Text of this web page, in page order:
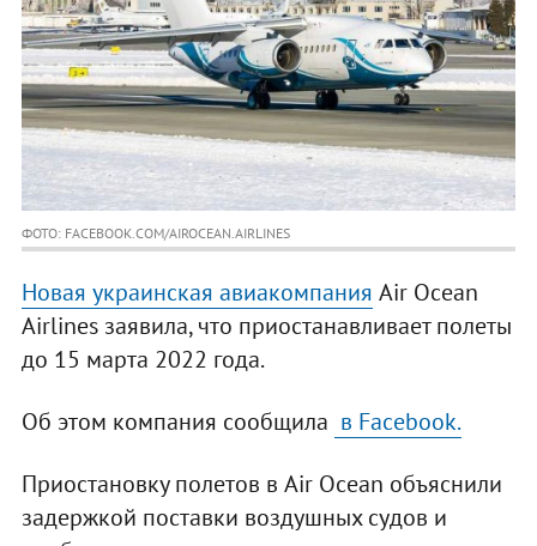
ФОТО: FACEBOOK.COM/AIROCEAN.AIRLINES
Новая украинская авиакомпания Air Ocean
Airlines заявила, что приостанавливает полеты
до 15 марта 2022 года.
Об этом компания сообщила в Facebook.
Приостановку полетов в Air Ocean объяснили
задержкой поставки воздушных судов и